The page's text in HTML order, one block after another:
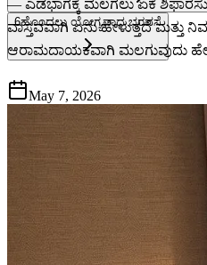
6ಹೊಂದಲು ಯೋಗ್ಯವಾದ ಭರವಸೆ
— ಎಡಭಾಗಕ್ಕೆ ಮಲಗಲು ಏಕೆ
ವಾಸ್ತವವಾಗಿ ಏನು ಹೇಳುತ್ತದೆ ಮತ್ತು
ಆರಾಮದಾಯಕವಾಗಿ ಮಲಗುವುದು
May 7, 2026